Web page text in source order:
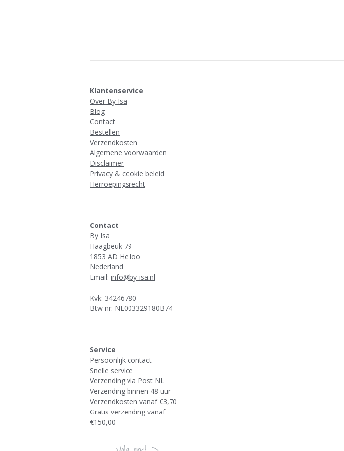
Klantenservice
Over By Isa
Blog
Contact
Bestellen
Verzendkosten
Algemene voorwaarden
Disclaimer
Privacy & cookie beleid
Herroepingsrecht
Contact
By Isa
Haagbeuk 79
1853 AD Heiloo
Nederland
Email: info@by-isa.nl
Kvk: 34246780
Btw nr: NL003329180B74
Service
Persoonlijk contact
Snelle service
Verzending via Post NL
Verzending binnen 48 uur
Verzendkosten vanaf €3,70
Gratis verzending vanaf
€150,00